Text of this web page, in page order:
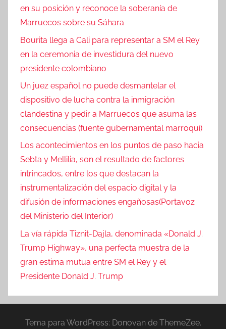
i
a
en su posición y reconoce la soberanía de
Marruecos sobre su Sáhara
Bourita llega a Cali para representar a SM el Rey
en la ceremonia de investidura del nuevo
presidente colombiano
Un juez español no puede desmantelar el
dispositivo de lucha contra la inmigración
clandestina y pedir a Marruecos que asuma las
consecuencias (fuente gubernamental marroquí)
Los acontecimientos en los puntos de paso hacia
Sebta y Mellilia, son el resultado de factores
intrincados, entre los que destacan la
instrumentalización del espacio digital y la
difusión de informaciones engañosas(Portavoz
del Ministerio del Interior)
La vía rápida Tiznit-Dajla, denominada «Donald J.
Trump Highway», una perfecta muestra de la
gran estima mutua entre SM el Rey y el
Presidente Donald J. Trump
Tema para WordPress: Donovan de ThemeZee.